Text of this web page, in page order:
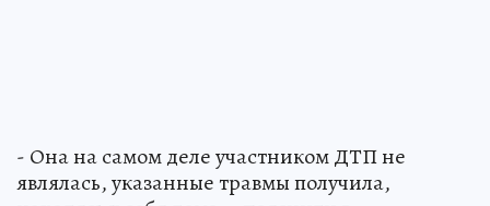
- Она на самом деле участником ДТП не
являлась, указанные травмы получила,